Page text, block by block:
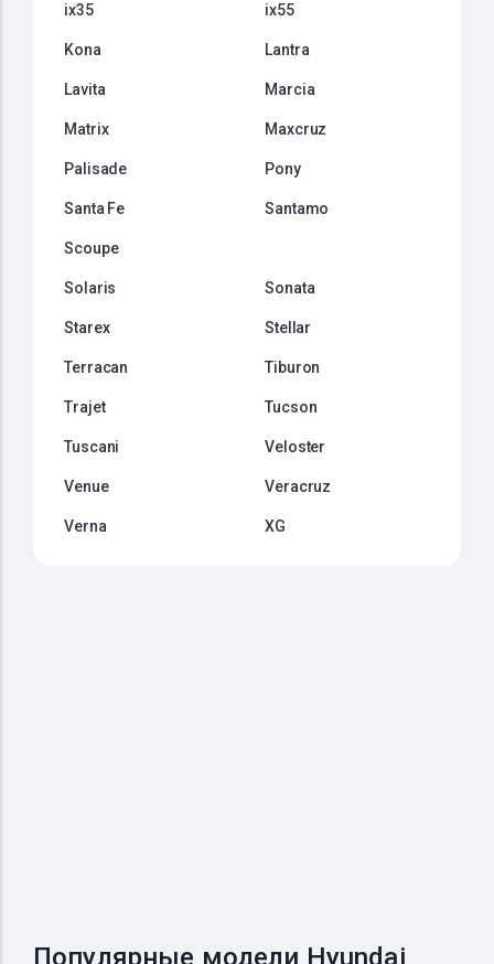
ix35 ix55
Kona Lantra
Lavita Marcia
Matrix Maxcruz
Palisade Pony
Santa Fe Santamo
Scoupe
Solaris Sonata
Starex Stellar
Terracan Tiburon
Trajet Tucson
Tuscani Veloster
Venue Veracruz
Verna XG
Популярные модели Hyundai